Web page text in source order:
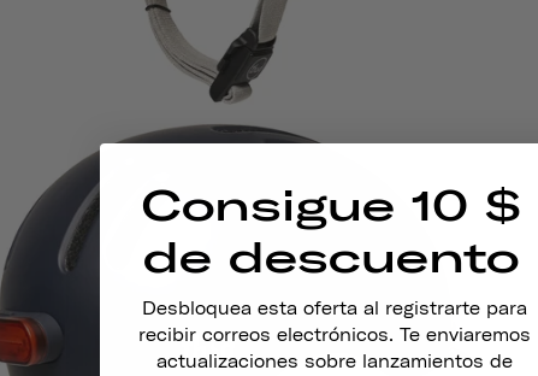
Consigue 10 $
de descuento
Desbloquea esta oferta al registrarte para
recibir correos electrónicos. Te enviaremos
actualizaciones sobre lanzamientos de